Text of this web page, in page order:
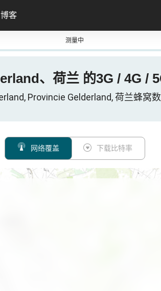
博客
测量中
、荷兰 的3G / 4G /
Provincie Gelderland, 荷兰蜂窝
网络覆盖 下载比特率